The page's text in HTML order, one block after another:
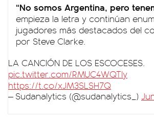
“No somos Argentina, pero
empieza la letra y continúan
jugadores más destacados del
por Steve Clarke.
LA CANCIÓN DE LOS ESCOCESES.
pic.twitter.com/RMUC4WQTIy
https://t.co/xJM3SLSH7Q
— Sudanalytics (@sudanalytics_)